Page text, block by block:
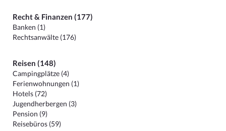
Recht & Finanzen (177)
Banken (1)
Rechtsanwälte (176)
Reisen (148)
Campingplätze (4)
Ferienwohnungen (1)
Hotels (72)
Jugendherbergen (3)
Pension (9)
Reisebüros (59)